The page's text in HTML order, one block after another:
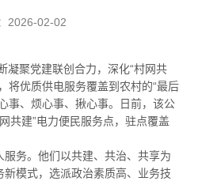
2026-02-02
聚党建联创合力，深化“村网共
将优质供电服务覆盖到农村的“最后
事、烦心事、揪心事。日前，该公
共建”电力便民服务点，驻点覆盖
务。他们以共建、共治、共享为
模式，选派政治素质高、业务技